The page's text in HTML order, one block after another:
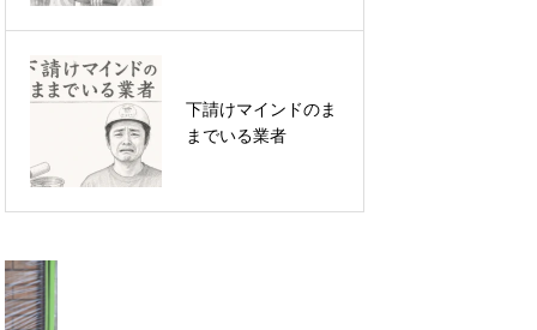
下請けマインドのま
までいる業者
塗装業必見！４つの
客から集客をグッと